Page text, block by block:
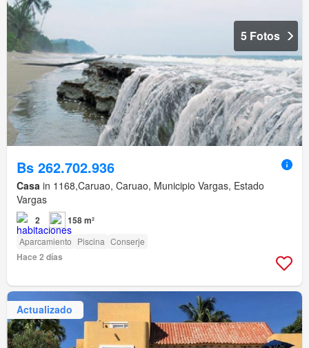
5 Fotos
Bs 262.702.936
Casa in 1168,Caruao, Caruao, Municipio Vargas, Estado
Vargas
2 158 m²
Aparcamiento Piscina Conserje
Hace 2 días
Actualizado